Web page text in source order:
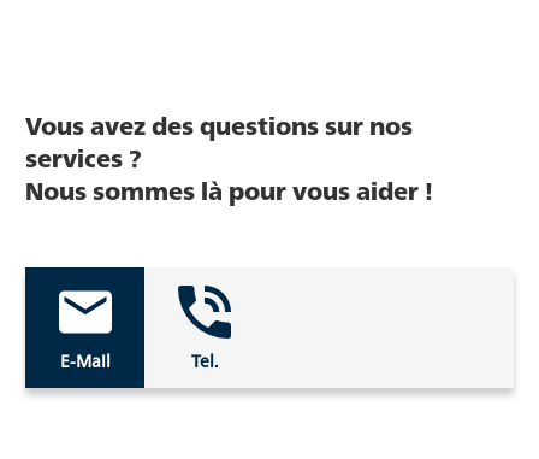
Vous avez des questions sur nos
services ?
Nous sommes là pour vous aider !
E-Mail Tel.